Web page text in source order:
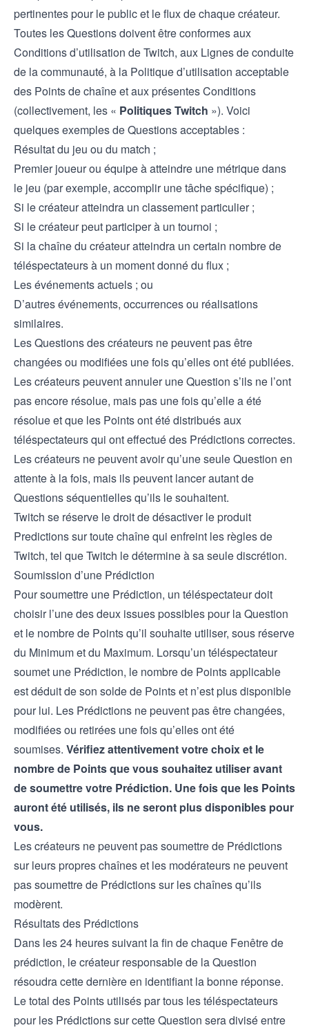
pertinentes pour le public et le flux de chaque créateur.
Toutes les Questions doivent être conformes aux
Conditions d’utilisation de Twitch, aux Lignes de conduite
de la communauté, à la Politique d’utilisation acceptable
des Points de chaîne et aux présentes Conditions
(collectivement, les « Politiques Twitch »). Voici
quelques exemples de Questions acceptables :
Résultat du jeu ou du match ;
Premier joueur ou équipe à atteindre une métrique dans
le jeu (par exemple, accomplir une tâche spécifique) ;
Si le créateur atteindra un classement particulier ;
Si le créateur peut participer à un tournoi ;
Si la chaîne du créateur atteindra un certain nombre de
téléspectateurs à un moment donné du flux ;
Les événements actuels ; ou
D’autres événements, occurrences ou réalisations
similaires.
Les Questions des créateurs ne peuvent pas être
changées ou modifiées une fois qu’elles ont été publiées.
Les créateurs peuvent annuler une Question s’ils ne l’ont
pas encore résolue, mais pas une fois qu’elle a été
résolue et que les Points ont été distribués aux
téléspectateurs qui ont effectué des Prédictions correctes.
Les créateurs ne peuvent avoir qu’une seule Question en
attente à la fois, mais ils peuvent lancer autant de
Questions séquentielles qu’ils le souhaitent.
Twitch se réserve le droit de désactiver le produit
Predictions sur toute chaîne qui enfreint les règles de
Twitch, tel que Twitch le détermine à sa seule discrétion.
Soumission d’une Prédiction
Pour soumettre une Prédiction, un téléspectateur doit
choisir l’une des deux issues possibles pour la Question
et le nombre de Points qu’il souhaite utiliser, sous réserve
du Minimum et du Maximum. Lorsqu’un téléspectateur
soumet une Prédiction, le nombre de Points applicable
est déduit de son solde de Points et n’est plus disponible
pour lui. Les Prédictions ne peuvent pas être changées,
modifiées ou retirées une fois qu’elles ont été
soumises. Vérifiez attentivement votre choix et le
nombre de Points que vous souhaitez utiliser avant
de soumettre votre Prédiction. Une fois que les Points
auront été utilisés, ils ne seront plus disponibles pour
vous.
Les créateurs ne peuvent pas soumettre de Prédictions
sur leurs propres chaînes et les modérateurs ne peuvent
pas soumettre de Prédictions sur les chaînes qu’ils
modèrent.
Résultats des Prédictions
Dans les 24 heures suivant la fin de chaque Fenêtre de
prédiction, le créateur responsable de la Question
résoudra cette dernière en identifiant la bonne réponse.
Le total des Points utilisés par tous les téléspectateurs
pour les Prédictions sur cette Question sera divisé entre